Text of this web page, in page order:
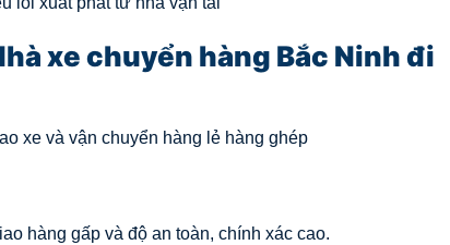
xe chuyển hàng Bắc Ninh đi
xe và vận chuyển hàng lẻ hàng ghép
hàng gấp và độ an toàn, chính xác cao.